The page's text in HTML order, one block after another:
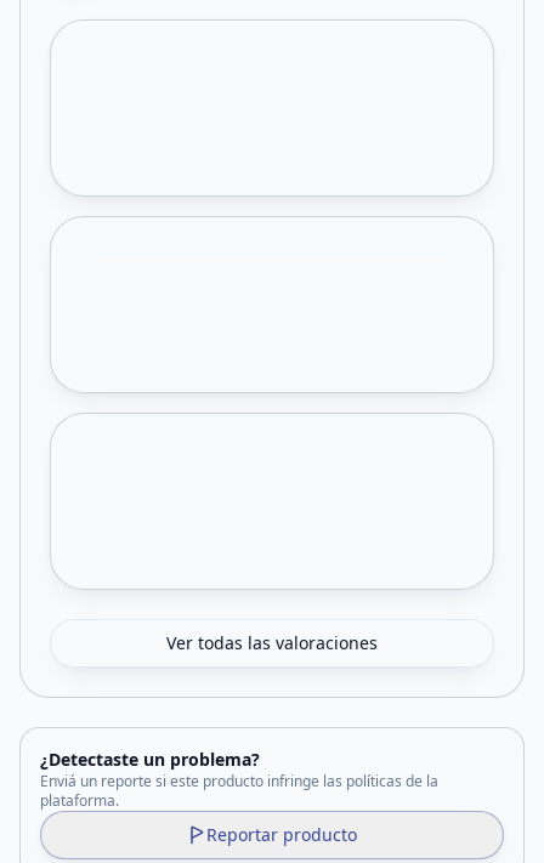
Ver todas las valoraciones
¿Detectaste un problema?
Enviá un reporte si este producto infringe las políticas de la
plataforma.
Reportar producto